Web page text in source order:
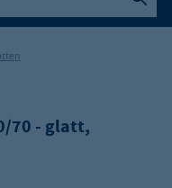
70 - glatt,